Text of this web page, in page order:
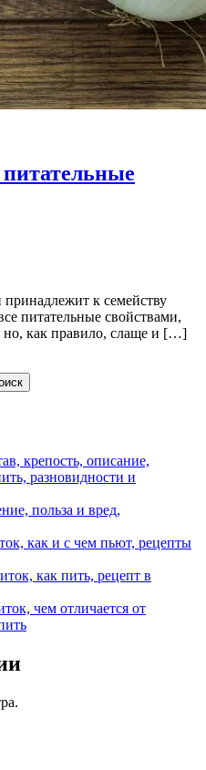
к семейству
питательные свойствами,
но, как правило, слаще и […]
крепость, описание,
разновидности и
польза и вред,
как и с чем пьют, рецепты
как пить, рецепт в
чем отличается от